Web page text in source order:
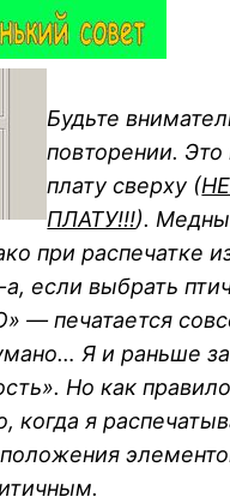
Будьте
повторении. Это
плату сверху (
ПЛАТУ!!!).
при распечатке
если выбрать
— печатается
Я и раньше
Но как
когда я